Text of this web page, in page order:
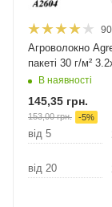
90
Агроволокно
пакеті 30 г/м²
В наявності
145,35 грн.
153,00грн. -5%
від 5
від 20